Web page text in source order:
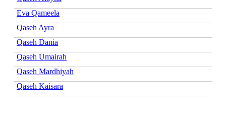
Eva Qameela
Qaseh Ayra
Qaseh Dania
Qaseh Umairah
Qaseh Mardhiyah
Qaseh Kaisara